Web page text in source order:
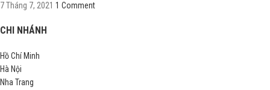
7 Tháng 7, 2021 1 Comment
CHI NHÁNH
Hồ Chí Minh
Hà Nội
Nha Trang